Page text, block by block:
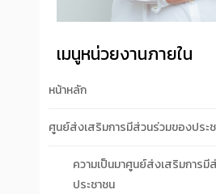
เมนูหน่วยงานภายใน
หน้าหลัก
ศูนย์ส่งเสริมการมีส่วนร่วมของประ
ความเป็นมาศูนย์ส่งเสริมการมี
ประชาชน